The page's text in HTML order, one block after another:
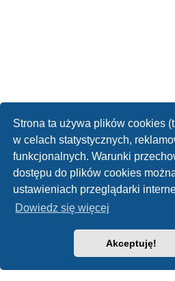
Strona ta używa plików cookies
w celach statystycznych,
funkcjonalnych. Warunki
dostępu do plików cookies
ustawieniach przeglądarki
Dowiedz się więcej
Akceptuję!